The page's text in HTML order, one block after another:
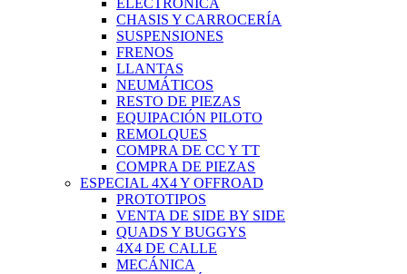
ELECTRÓNICA
CHASIS Y CARROCERÍA
SUSPENSIONES
FRENOS
LLANTAS
NEUMÁTICOS
RESTO DE PIEZAS
EQUIPACIÓN PILOTO
REMOLQUES
COMPRA DE CC Y TT
COMPRA DE PIEZAS
ESPECIAL 4X4 Y OFFROAD
PROTOTIPOS
VENTA DE SIDE BY SIDE
QUADS Y BUGGYS
4X4 DE CALLE
MECÁNICA